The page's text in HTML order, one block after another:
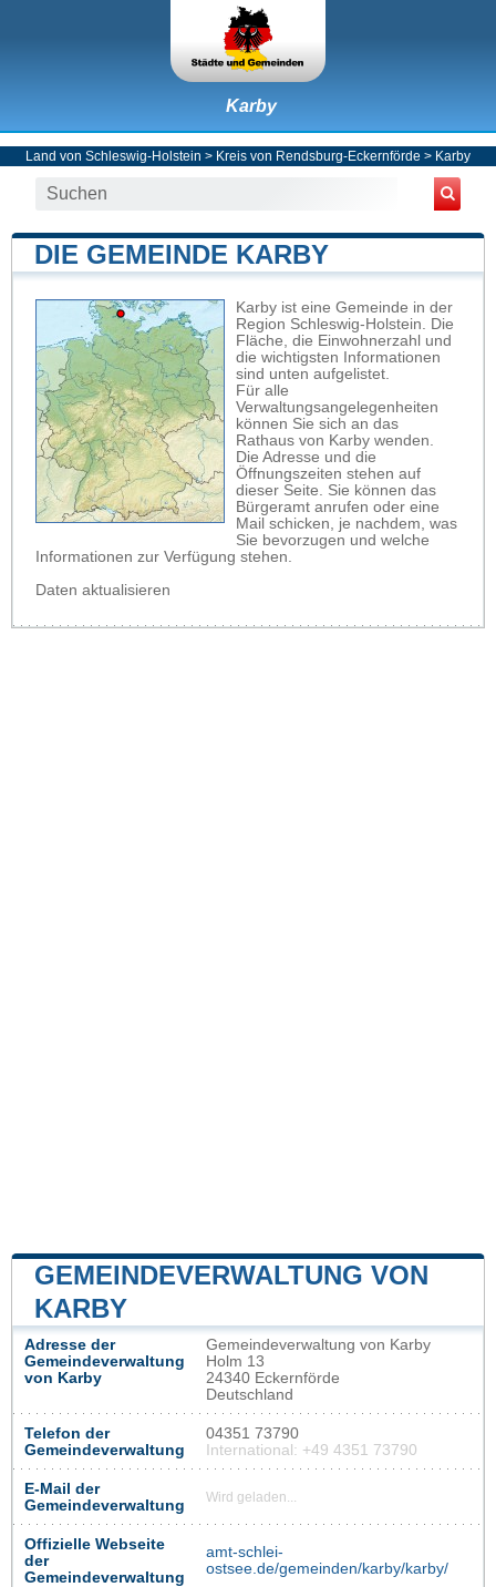
Karby
Land von Schleswig-Holstein > Kreis von Rendsburg-Eckernförde > Karby
DIE GEMEINDE KARBY
Karby ist eine Gemeinde in der
Region Schleswig-Holstein. Die
Fläche, die Einwohnerzahl und
die wichtigsten Informationen
sind unten aufgelistet.
Für alle
Verwaltungsangelegenheiten
können Sie sich an das
Rathaus von Karby wenden.
Die Adresse und die
Öffnungszeiten stehen auf
dieser Seite. Sie können das
Bürgeramt anrufen oder eine
Mail schicken, je nachdem, was
Sie bevorzugen und welche
Informationen zur Verfügung stehen.
Daten aktualisieren
GEMEINDEVERWALTUNG VON
KARBY
Adresse der
Gemeindeverwaltung
von Karby
Gemeindeverwaltung von Karby
Holm 13
24340 Eckernförde
Deutschland
Telefon der
Gemeindeverwaltung
04351 73790
International: +49 4351 73790
E-Mail der
Gemeindeverwaltung
Wird geladen...
Offizielle Webseite
der
Gemeindeverwaltung
amt-schlei-
ostsee.de/gemeinden/karby/karby/